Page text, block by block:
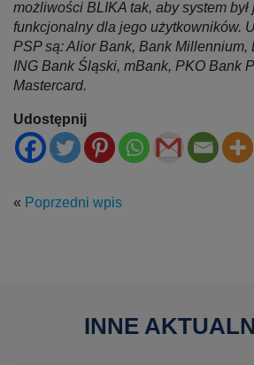
możliwości BLIKA tak, aby system
funkcjonalny dla jego użytkowników.
PSP są: Alior Bank, Bank Millennium,
ING Bank Śląski, mBank, PKO Bank
Mastercard.
Udostępnij
« Poprzedni wpis
INNE